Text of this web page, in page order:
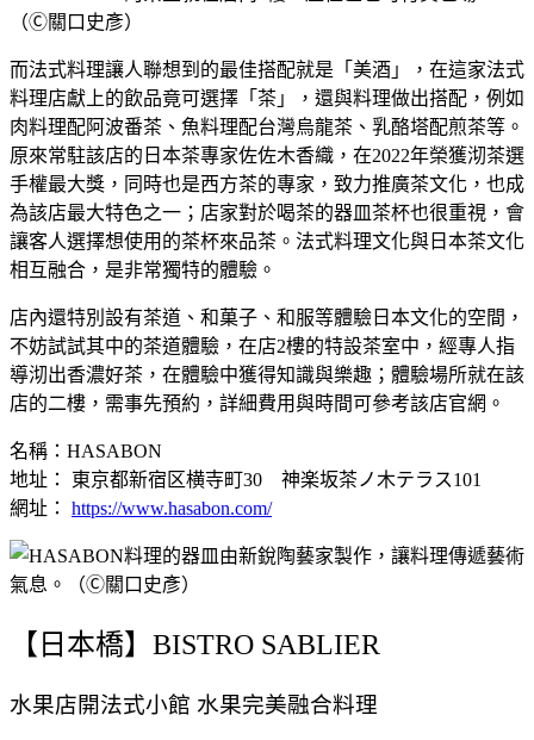
而法式料理讓人聯想到的最佳搭配就是「美酒」，在這家法式
料理店獻上的飲品竟可選擇「茶」，還與料理做出搭配，例如
肉料理配阿波番茶、魚料理配台灣烏龍茶、乳酪塔配煎茶等。
原來常駐該店的日本茶專家佐佐木香織，在2022年榮獲沏茶選
手權最大獎，同時也是西方茶的專家，致力推廣茶文化，也成
為該店最大特色之一；店家對於喝茶的器皿茶杯也很重視，會
讓客人選擇想使用的茶杯來品茶。法式料理文化與日本茶文化
相互融合，是非常獨特的體驗。
店內還特別設有茶道、和菓子、和服等體驗日本文化的空間，
不妨試試其中的茶道體驗，在店2樓的特設茶室中，經專人指
導沏出香濃好茶，在體驗中獲得知識與樂趣；體驗場所就在該
店的二樓，需事先預約，詳細費用與時間可參考該店官網。
名稱：HASABON
地址： 東京都新宿区横寺町30 神楽坂茶ノ木テラス101
網址： https://www.hasabon.com/
【日本橋】BISTRO SABLIER
水果店開法式小館 水果完美融合料理